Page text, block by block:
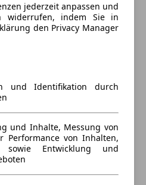
jederzeit anpassen und
widerrufen, indem Sie in
den Privacy Manager
und Identifikation durch
und Inhalte, Messung von
Performance von Inhalten,
sowie Entwicklung und